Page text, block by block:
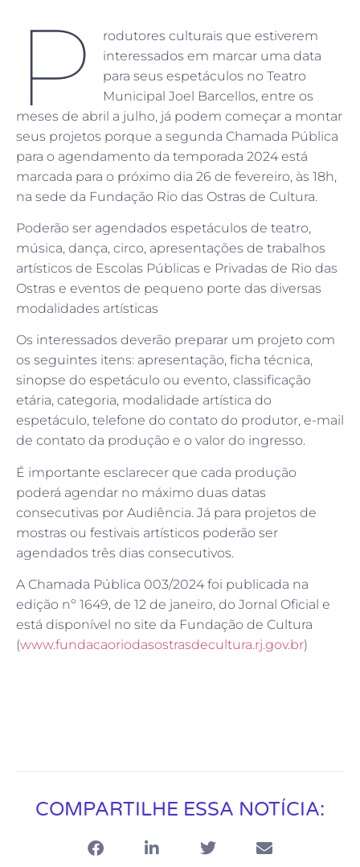
P
rodutores culturais que estiverem
interessados em marcar uma data
para seus espetáculos no Teatro
Municipal Joel Barcellos, entre os
meses de abril a julho, já podem começar a montar
seus projetos porque a segunda Chamada Pública
para o agendamento da temporada 2024 está
marcada para o próximo dia 26 de fevereiro, às 18h,
na sede da Fundação Rio das Ostras de Cultura.
Poderão ser agendados espetáculos de teatro,
música, dança, circo, apresentações de trabalhos
artísticos de Escolas Públicas e Privadas de Rio das
Ostras e eventos de pequeno porte das diversas
modalidades artísticas
Os interessados deverão preparar um projeto com
os seguintes itens: apresentação, ficha técnica,
sinopse do espetáculo ou evento, classificação
etária, categoria, modalidade artística do
espetáculo, telefone do contato do produtor, e-mail
de contato da produção e o valor do ingresso.
É importante esclarecer que cada produção
poderá agendar no máximo duas datas
consecutivas por Audiência. Já para projetos de
mostras ou festivais artísticos poderão ser
agendados três dias consecutivos.
A Chamada Pública 003/2024 foi publicada na
edição nº 1649, de 12 de janeiro, do Jornal Oficial e
está disponível no site da Fundação de Cultura
(www.fundacaoriodasostrasdecultura.rj.gov.br)
COMPARTILHE ESSA NOTÍCIA: